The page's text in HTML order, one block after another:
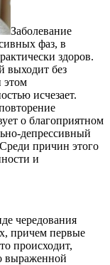
Заболевание
фаз, в
здоров.
выходит без
этом
исчезает.
о благоприятном
депрессивный
причин этого
и
чередования
причем первые
происходит,
выраженной